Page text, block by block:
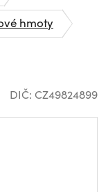
hmoty
DIČ: CZ49824899